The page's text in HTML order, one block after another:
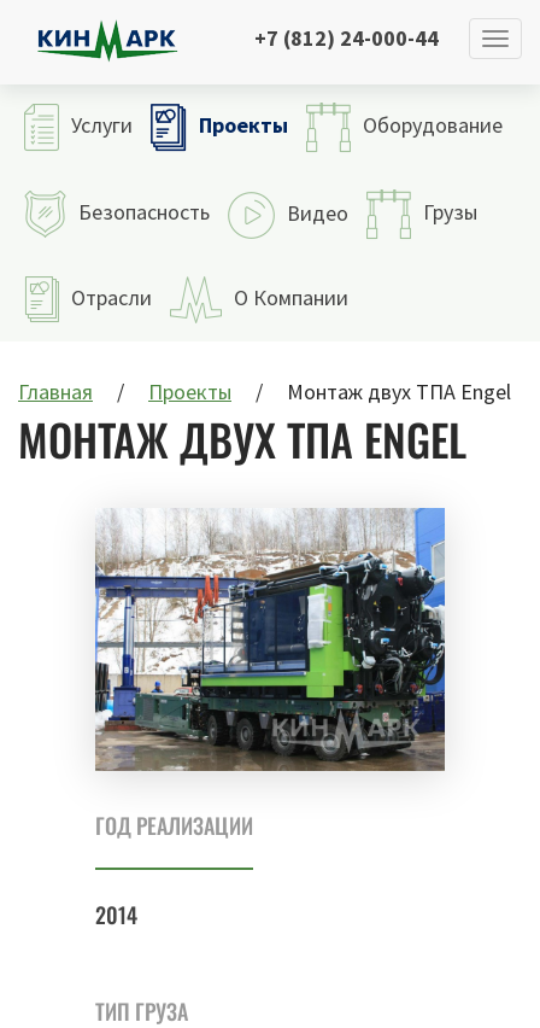
+7 (812) 24-000-44
Услуги Проекты Оборудование
Безопасность Видео Грузы
Отрасли О Компании
Главная Проекты Монтаж двух ТПА Engel
МОНТАЖ ДВУХ ТПА ENGEL
ГОД РЕАЛИЗАЦИИ
2014
ТИП ГРУЗА